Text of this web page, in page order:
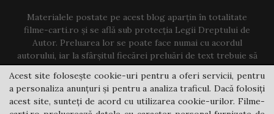
Materialele postate pe acest blog aparțin în totalitate
filme-carti.ro și se află sub protecția Legii Dreptului de
Autor. Preluarea lor se poate face numai cu acordul
autorului, iar la sfârșitul fiecărei preluări de text trebuie să
existe un link către acest blog.
Contact us:jovi@filme-carti.ro
Acest site folosește cookie-uri pentru a oferi servicii, pentru
a personaliza anunțuri și pentru a analiza traficul. Dacă folosiți
acest site, sunteți de acord cu utilizarea cookie-urilor. Filme-